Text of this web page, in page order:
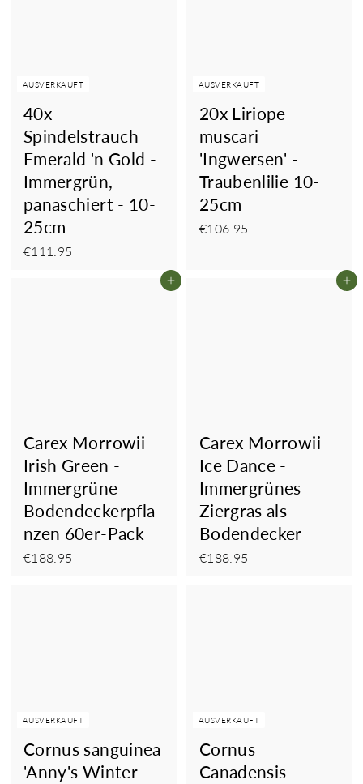
AUSVERKAUFT
40x
Spindelstrauch
Emerald 'n Gold -
Immergrün,
panaschiert - 10-
25cm
€111.95
AUSVERKAUFT
20x Liriope
muscari
'Ingwersen' -
Traubenlilie 10-
25cm
€106.95
In den Einkaufswagen legen
Carex Morrowii
Irish Green -
Immergrüne
Bodendeckerpfla
nzen 60er-Pack
€188.95
In
Carex Morrowii
Ice Dance -
Immergrünes
Ziergras als
Bodendecker
€188.95
AUSVERKAUFT
Cornus sanguinea
'Anny's Winter
AUSVERKAUFT
Cornus
Canadensis